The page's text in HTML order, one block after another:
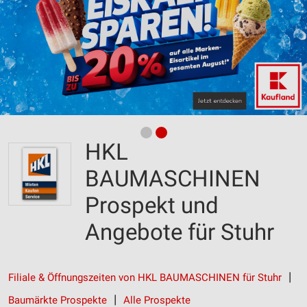
HKL
BAUMASCHINEN
Prospekt und
Angebote für Stuhr
Filiale & Öffnungszeiten von HKL BAUMASCHINEN für Stuhr
Baumärkte Prospekte
Alle Prospekte